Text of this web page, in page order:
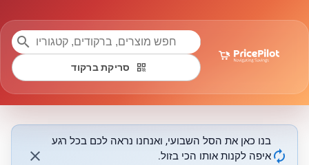
search
qr_code סריקת ברקוד
autorenew
בנו כאן את הסל השבועי, ואנחנו נראה לכם בכל רגע
איפה לקנות אותו הכי בזול.
close